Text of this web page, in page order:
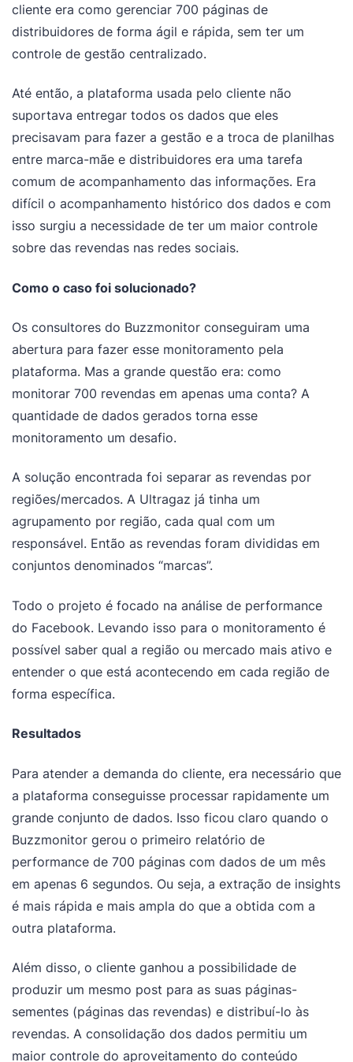
cliente era como gerenciar 700 páginas de
distribuidores de forma ágil e rápida, sem ter um
controle de gestão centralizado.
Até então, a plataforma usada pelo cliente não
suportava entregar todos os dados que eles
precisavam para fazer a gestão e a troca de planilhas
entre marca-mãe e distribuidores era uma tarefa
comum de acompanhamento das informações. Era
difícil o acompanhamento histórico dos dados e com
isso surgiu a necessidade de ter um maior controle
sobre das revendas nas redes sociais.
Como o caso foi solucionado?
Os consultores do Buzzmonitor conseguiram uma
abertura para fazer esse monitoramento pela
plataforma. Mas a grande questão era: como
monitorar 700 revendas em apenas uma conta? A
quantidade de dados gerados torna esse
monitoramento um desafio.
A solução encontrada foi separar as revendas por
regiões/mercados. A Ultragaz já tinha um
agrupamento por região, cada qual com um
responsável. Então as revendas foram divididas em
conjuntos denominados “marcas”.
Todo o projeto é focado na análise de performance
do Facebook. Levando isso para o monitoramento é
possível saber qual a região ou mercado mais ativo e
entender o que está acontecendo em cada região de
forma específica.
Resultados
Para atender a demanda do cliente, era necessário que
a plataforma conseguisse processar rapidamente um
grande conjunto de dados. Isso ficou claro quando o
Buzzmonitor gerou o primeiro relatório de
performance de 700 páginas com dados de um mês
em apenas 6 segundos. Ou seja, a extração de insights
é mais rápida e mais ampla do que a obtida com a
outra plataforma.
Além disso, o cliente ganhou a possibilidade de
produzir um mesmo post para as suas páginas-
sementes (páginas das revendas) e distribuí-lo às
revendas. A consolidação dos dados permitiu um
maior controle do aproveitamento do conteúdo